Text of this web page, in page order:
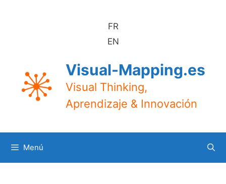
FR
EN
Visual-Mapping.es
Visual Thinking,
Aprendizaje & Innovación
Menú